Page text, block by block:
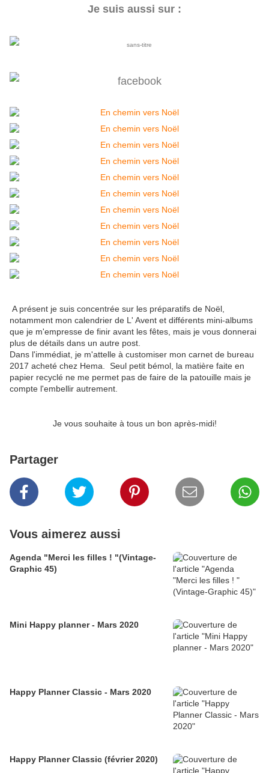
Je suis aussi sur :
A présent je suis concentrée sur les préparatifs de Noël,
notamment mon calendrier de L' Avent et différents mini-albums
que je m'empresse de finir avant les fêtes, mais je vous donnerai
plus de détails dans un autre post.
Dans l'immédiat, je m'attelle à customiser mon carnet de bureau
2017 acheté chez Hema. Seul petit bémol, la matière faite en
papier recyclé ne me permet pas de faire de la patouille mais je
compte l'embellir autrement.
Je vous souhaite à tous un bon après-midi!
Partager
Vous aimerez aussi
Agenda "Merci les filles ! "(Vintage-
Graphic 45)
Mini Happy planner - Mars 2020
Happy Planner Classic - Mars 2020
Happy Planner Classic (février 2020)